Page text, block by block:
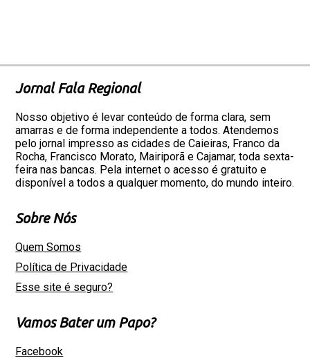
Jornal Fala Regional
Nosso objetivo é levar conteúdo de forma clara, sem
amarras e de forma independente a todos. Atendemos
pelo jornal impresso as cidades de Caieiras, Franco da
Rocha, Francisco Morato, Mairiporã e Cajamar, toda sexta-
feira nas bancas. Pela internet o acesso é gratuito e
disponível a todos a qualquer momento, do mundo inteiro.
Sobre Nós
Quem Somos
Política de Privacidade
Esse site é seguro?
Vamos Bater um Papo?
Facebook